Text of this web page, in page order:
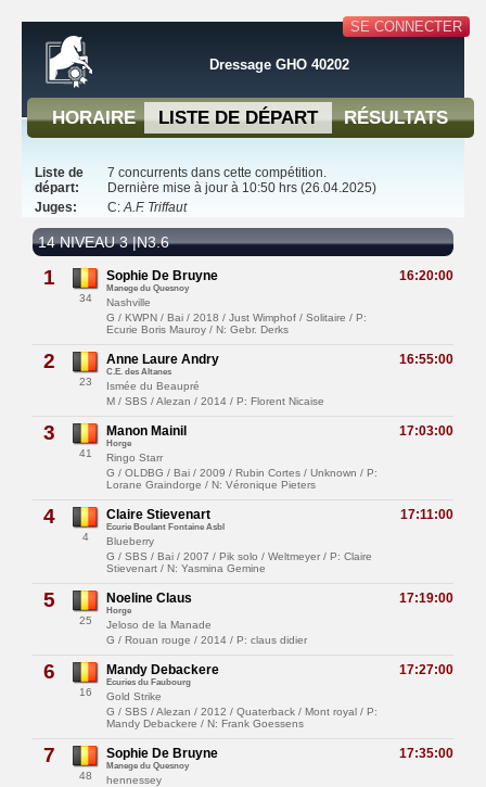
SE CONNECTER
Dressage GHO 40202
HORAIRE LISTE DE DÉPART RÉSULTATS
Liste de
départ:
7 concurrents dans cette compétition.
Dernière mise à jour à 10:50 hrs (26.04.2025)
Juges:
C:A.F. Triffaut
14 NIVEAU 3 |N3.6
1
34
16:20:00
Sophie De Bruyne
Manege du Quesnoy
Nashville
G / KWPN / Bai / 2018 / Just Wimphof / Solitaire / P:
Ecurie Boris Mauroy / N: Gebr. Derks
2
23
16:55:00
Anne Laure Andry
C.E. des Altanes
Ismée du Beaupré
M / SBS / Alezan / 2014 / P: Florent Nicaise
3
41
17:03:00
Manon Mainil
Horge
Ringo Starr
G / OLDBG / Bai / 2009 / Rubin Cortes / Unknown / P:
Lorane Graindorge / N: Véronique Pieters
4
4
17:11:00
Claire Stievenart
Ecurie Boulant Fontaine Asbl
Blueberry
G / SBS / Bai / 2007 / Pik solo / Weltmeyer / P: Claire
Stievenart / N: Yasmina Gemine
5
25
17:19:00
Noeline Claus
Horge
Jeloso de la Manade
G / Rouan rouge / 2014 / P: claus didier
6
16
17:27:00
Mandy Debackere
Ecuries du Faubourg
Gold Strike
G / SBS / Alezan / 2012 / Quaterback / Mont royal / P:
Mandy Debackere / N: Frank Goessens
7
48
17:35:00
Sophie De Bruyne
Manege du Quesnoy
hennessey